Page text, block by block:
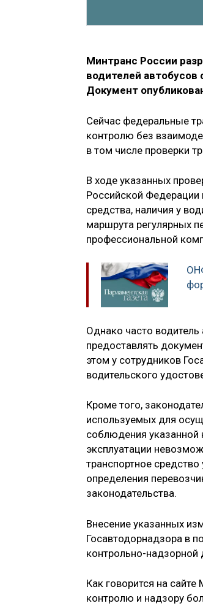
Минтранс России
водителей
Документ
Сейчас федеральные
контролю без
в том числе проверки
В ходе указанных
Российской Федерации
средства, наличия у
маршрута регулярных
профессиональной
Однако часто водитель
предоставлять
этом у сотрудников
водительского
Кроме того,
используемых для
соблюдения указанной
эксплуатации
транспортное
определения
законодательства.
Внесение указанных
Госавтодорнадзора в
контрольно-надзорной
Как говорится на
контролю и надзору